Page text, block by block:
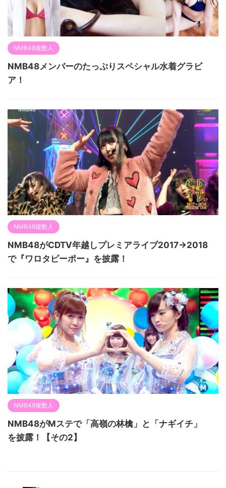
NMB48複数人
NMB48メンバーのたっぷりスペシャル水着グラビ
ア！
NMB48複数人
NMB48がCDTV年越しプレミアライブ2017→2018
で『ワロタピーポー』を披露！
NMB48複数人
NMB48がMステで「高嶺の林檎」と「ナギイチ」
を披露！【その2】